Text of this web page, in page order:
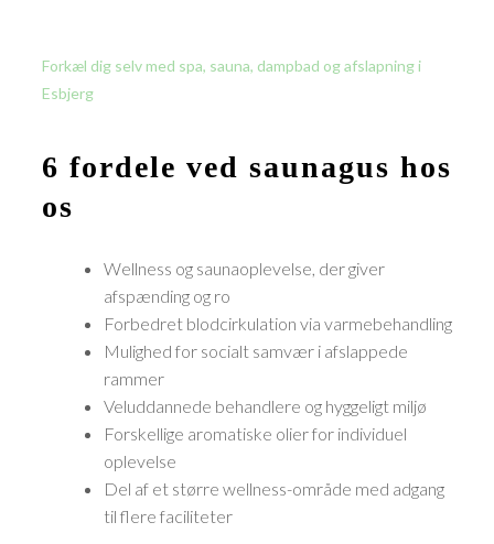
Forkæl dig selv med spa, sauna, dampbad og afslapning i
Esbjerg
6 fordele ved saunagus hos
os
Wellness og saunaoplevelse, der giver
afspænding og ro
Forbedret blodcirkulation via varmebehandling
Mulighed for socialt samvær i afslappede
rammer
Veluddannede behandlere og hyggeligt miljø
Forskellige aromatiske olier for individuel
oplevelse
Del af et større wellness-område med adgang
til flere faciliteter